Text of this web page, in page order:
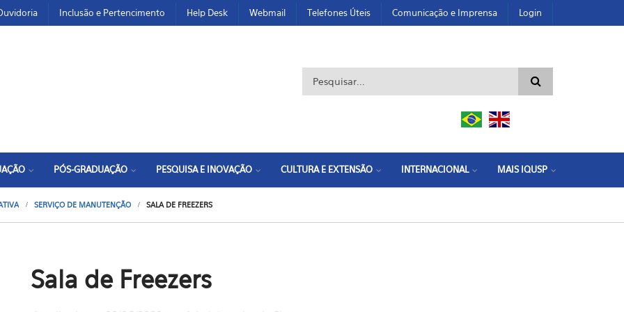
Inclusão e Pertencimento Help Desk Webmail Telefones Úteis Comunicação e Imprensa Login
Formulário de busca
PÓS-GRADUAÇÃO PESQUISA E INOVAÇÃO CULTURA E EXTENSÃO INTERNACIONAL MAIS IQUSP
SERVIÇO DE MANUTENÇÃO SALA DE FREEZERS
Sala de Freezers